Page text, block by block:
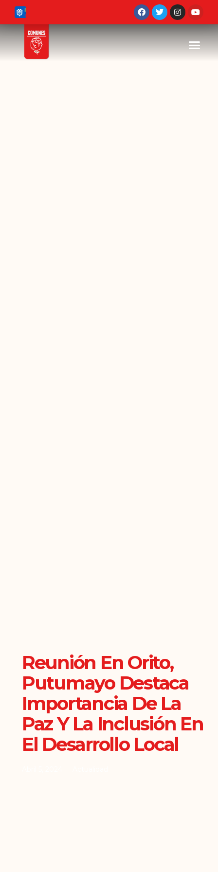
Reunión En Orito,
Putumayo Destaca
Importancia De La
Paz Y La Inclusión En
El Desarrollo Local